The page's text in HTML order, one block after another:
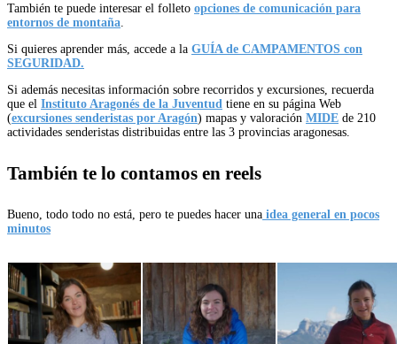
También te puede interesar el folleto opciones de comunicación para
entornos de montaña
Si quieres aprender más, accede a la GUÍA de CAMPAMENTOS con
SEGURIDAD.
Si además necesitas información sobre recorridos y excursiones, recuerda
que el Instituto Aragonés de la Juventud tiene en su página Web
(excursiones senderistas por Aragón) mapas y valoración MIDE de 210
actividades senderistas distribuidas entre las 3 provincias aragonesas.
También te lo contamos en reels
Bueno, todo todo no está, pero te puedes hacer una idea general en pocos
minutos